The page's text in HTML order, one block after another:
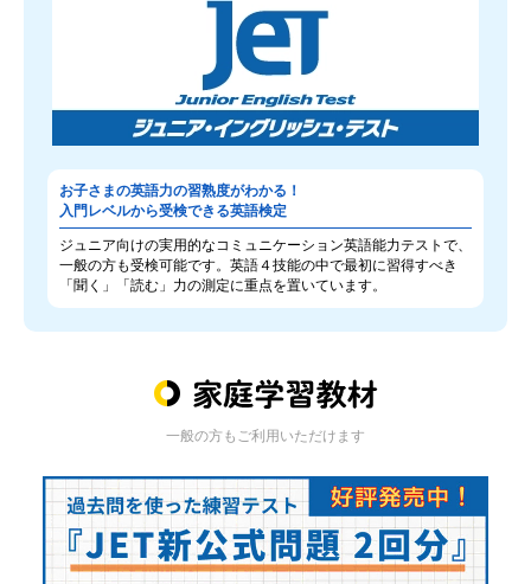
お子さまの英語力の習熟度がわかる！
入門レベルから受検できる英語検定
ジュニア向けの実用的なコミュニケーション英語能力テストで、
一般の方も受検可能です。英語４技能の中で最初に習得すべき
「聞く」「読む」力の測定に重点を置いています。
一般の方もご利用いただけます